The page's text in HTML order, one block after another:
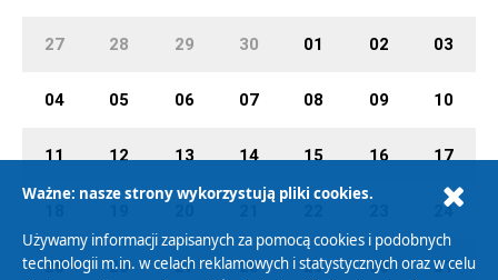
27 28 29 30 01 02 03
04 05 06 07 08 09 10
11 12 13 14 15 16 17
24
25 26 27 28 29 30 31
Ważne: nasze strony wykorzystują pliki cookies.
Używamy informacji zapisanych za pomocą cookies i podobnych
technologii m.in. w celach reklamowych i statystycznych oraz w celu